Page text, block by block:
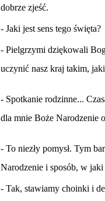
dobrze zjeść.
- Jaki jest sens tego święta?
- Pielgrzymi dziękowali
uczynić nasz kraj takim,
- Spotkanie rodzinne...
dla mnie Boże Narodzenie
- To niezły pomysł. Tym
Narodzenie i sposób, w
- Tak, stawiamy choinki i